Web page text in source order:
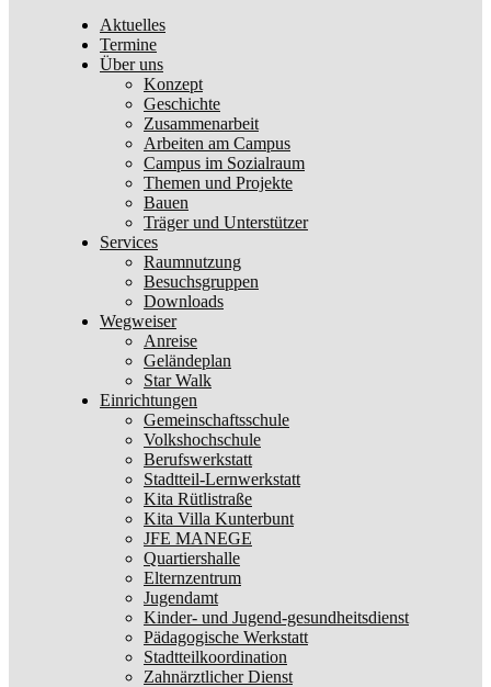
Aktuelles
Termine
Über uns
Konzept
Geschichte
Zusammenarbeit
Arbeiten am Campus
Campus im Sozialraum
Themen und Projekte
Bauen
Träger und Unterstützer
Services
Raumnutzung
Besuchsgruppen
Downloads
Wegweiser
Anreise
Geländeplan
Star Walk
Einrichtungen
Gemeinschaftsschule
Volkshochschule
Berufswerkstatt
Stadtteil-Lernwerkstatt
Kita Rütlistraße
Kita Villa Kunterbunt
JFE MANEGE
Quartiershalle
Elternzentrum
Jugendamt
Kinder- und Jugend-gesundheitsdienst
Pädagogische Werkstatt
Stadtteilkoordination
Zahnärztlicher Dienst